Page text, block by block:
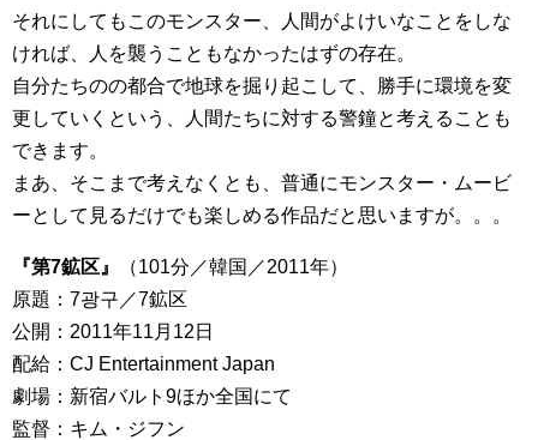
それにしてもこのモンスター、人間がよけいなことをしな
ければ、人を襲うこともなかったはずの存在。
自分たちのの都合で地球を掘り起こして、勝手に環境を変
更していくという、人間たちに対する警鐘と考えることも
できます。
まあ、そこまで考えなくとも、普通にモンスター・ムービ
ーとして見るだけでも楽しめる作品だと思いますが。。。
『第7鉱区』
（101分／韓国／2011年）
原題：7광구／7鉱区
公開：2011年11月12日
配給：CJ Entertainment Japan
劇場：新宿バルト9ほか全国にて
監督：キム・ジフン